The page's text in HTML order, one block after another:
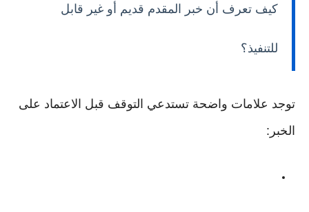
كيف تعرف أن خبر المقدم قديم أو غير قابل
للتنفيذ؟
توجد علامات واضحة تستدعي التوقف قبل الاعتماد على
الخبر: